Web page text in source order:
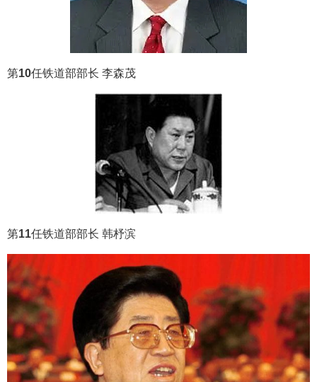
第10任铁道部部长 李森茂
第11任铁道部部长 韩杼滨